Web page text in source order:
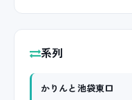
系列
かりんと池袋東口